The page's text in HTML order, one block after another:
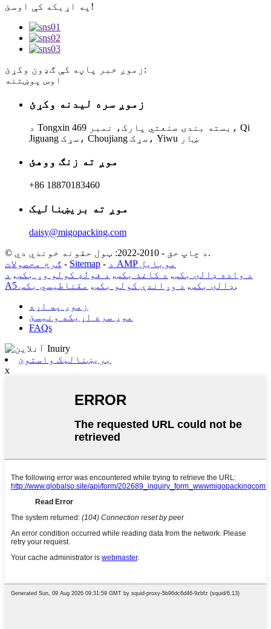
په اړیکه کې اوسئ!
زموږ خبر پاڼه کې ګډون وکړئ:
اوس پوښتنه
زموږ سره لیدنه وکړئ
د Tongxin بسته بندۍ صنعتي پارک، نمبر 469، Qi
Jiguang سړک، Choujiang سړک، Yiwu ښار
موږ ته زنګ ووهئ
+86 18870183460
موږ ته بریښنالیک
daisy@migopacking.com
© د چاپ حق - 2010-2022: ټول حقونه خوندي دي.
ګرم محصولات - Sitemap -
د AMP موبایل
د واده ډالۍ بکس, د کاغذ بکس, د فولډ کولو وړ بکس, د
A5 ډالۍ بکس, د وړاندې کولو بکس, مقناطیسي بکس
,
زموږ په اړه
موږ سره اړیکه ونیسئ
FAQs
بریښنالیک واستوئ
x